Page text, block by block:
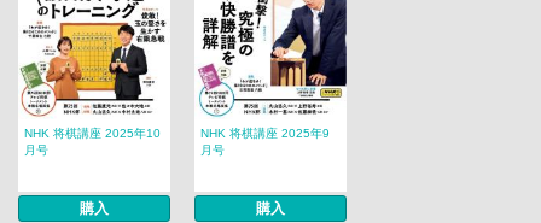
NHK 将棋講座 2025年10
月号
購入
NHK 将棋講座 2025年9
月号
購入